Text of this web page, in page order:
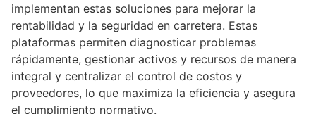
implementan estas soluciones para mejorar la
rentabilidad y la seguridad en carretera. Estas
plataformas permiten diagnosticar problemas
rápidamente, gestionar activos y recursos de manera
integral y centralizar el control de costos y
proveedores, lo que maximiza la eficiencia y asegura
el cumplimiento normativo.